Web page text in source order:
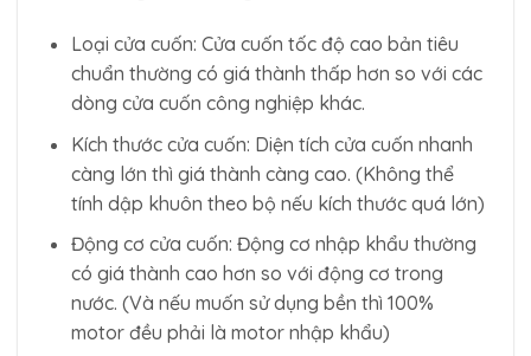
Loại cửa cuốn: Cửa cuốn tốc độ cao bản tiêu
chuẩn thường có giá thành thấp hơn so với các
dòng cửa cuốn công nghiệp khác.
Kích thước cửa cuốn: Diện tích cửa cuốn nhanh
càng lớn thì giá thành càng cao. (Không thể
tính dập khuôn theo bộ nếu kích thước quá lớn)
Động cơ cửa cuốn: Động cơ nhập khẩu thường
có giá thành cao hơn so với động cơ trong
nước. (Và nếu muốn sử dụng bền thì 100%
motor đều phải là motor nhập khẩu)